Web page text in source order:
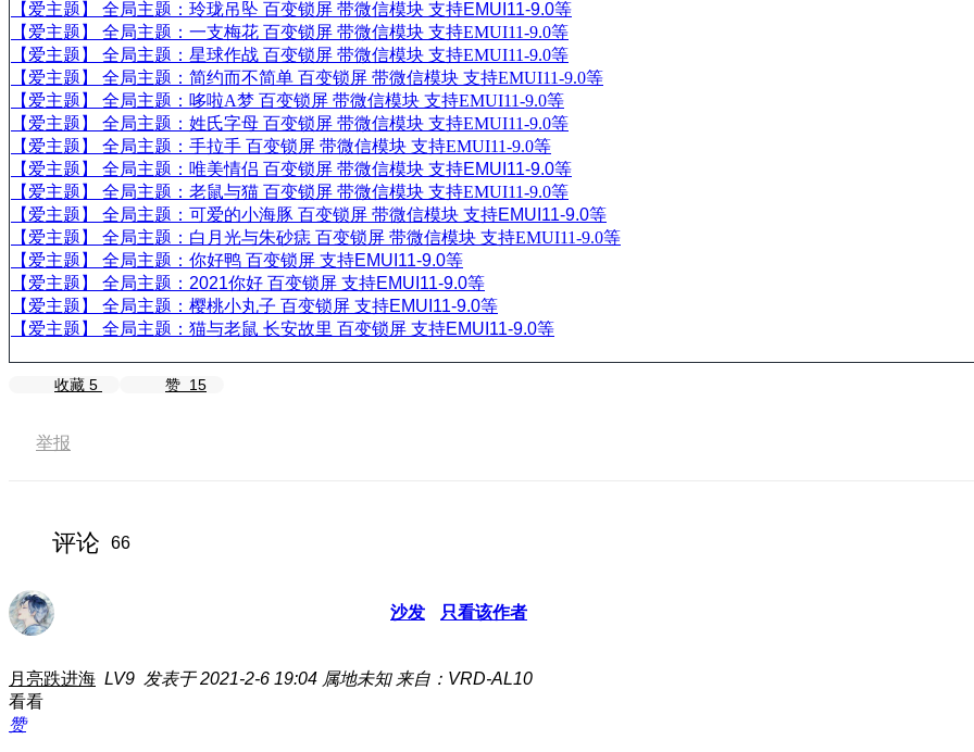
【爱主题】 全局主题：玲珑吊坠 百变锁屏 带微信模块 支持EMUI11-9.0等
【爱主题】 全局主题：一支梅花 百变锁屏 带微信模块 支持EMUI11-9.0等
【爱主题】 全局主题：星球作战 百变锁屏 带微信模块 支持EMUI11-9.0等
【爱主题】 全局主题：简约而不简单 百变锁屏 带微信模块 支持EMUI11-9.0等
【爱主题】 全局主题：哆啦A梦 百变锁屏 带微信模块 支持EMUI11-9.0等
【爱主题】 全局主题：姓氏字母 百变锁屏 带微信模块 支持EMUI11-9.0等
【爱主题】 全局主题：手拉手 百变锁屏 带微信模块 支持EMUI11-9.0等
【爱主题】 全局主题：唯美情侣 百变锁屏 带微信模块 支持EMUI11-9.0等
【爱主题】 全局主题：老鼠与猫 百变锁屏 带微信模块 支持EMUI11-9.0等
【爱主题】 全局主题：可爱的小海豚 百变锁屏 带微信模块 支持EMUI11-9.0等
【爱主题】 全局主题：白月光与朱砂痣 百变锁屏 带微信模块 支持EMUI11-9.0等
【爱主题】 全局主题：你好鸭 百变锁屏 支持EMUI11-9.0等
【爱主题】 全局主题：2021你好 百变锁屏 支持EMUI11-9.0等
【爱主题】 全局主题：樱桃小丸子 百变锁屏 支持EMUI11-9.0等
【爱主题】 全局主题：猫与老鼠 长安故里 百变锁屏 支持EMUI11-9.0等
收藏 5 赞 15
举报
评论 66
沙发 只看该作者
月亮跌进海 LV9 发表于 2021-2-6 19:04 属地未知 来自：VRD-AL10
看看
赞